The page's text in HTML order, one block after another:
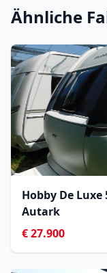
Ähnliche
Hobby De
Autark
€ 27.900